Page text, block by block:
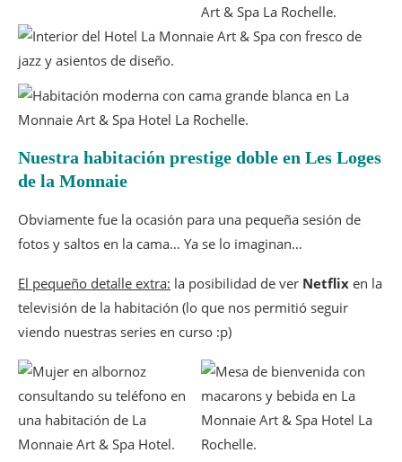
Nuestra habitación prestige doble en Les Loges
de la Monnaie
Obviamente fue la ocasión para una pequeña sesión de
fotos y saltos en la cama… Ya se lo imaginan…
El pequeño detalle extra: la posibilidad de ver Netflix en la
televisión de la habitación (lo que nos permitió seguir
viendo nuestras series en curso :p)